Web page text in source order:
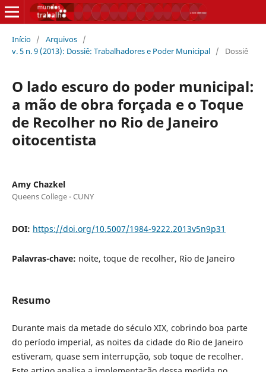
Início / Arquivos /
v. 5 n. 9 (2013): Dossiê: Trabalhadores e Poder Municipal / Dossiê
O lado escuro do poder municipal:
a mão de obra forçada e o Toque
de Recolher no Rio de Janeiro
oitocentista
Amy Chazkel
Queens College - CUNY
DOI: https://doi.org/10.5007/1984-9222.2013v5n9p31
Palavras-chave: noite, toque de recolher, Rio de Janeiro
Resumo
Durante mais da metade do século XIX, cobrindo boa parte
do período imperial, as noites da cidade do Rio de Janeiro
estiveram, quase sem interrupção, sob toque de recolher.